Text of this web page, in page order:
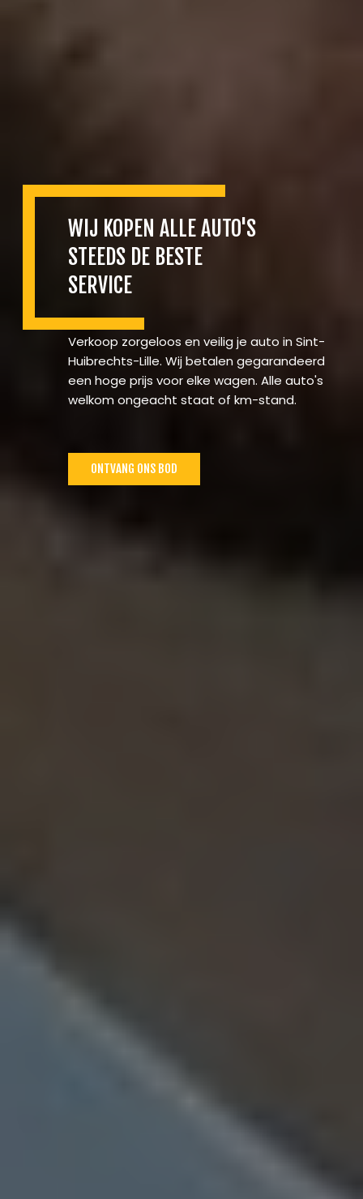
WIJ KOPEN ALLE AUTO'S
STEEDS DE BESTE
SERVICE
Verkoop zorgeloos en veilig je auto in Sint-
Huibrechts-Lille. Wij betalen gegarandeerd
een hoge prijs voor elke wagen. Alle auto's
welkom ongeacht staat of km-stand.
ONTVANG ONS BOD